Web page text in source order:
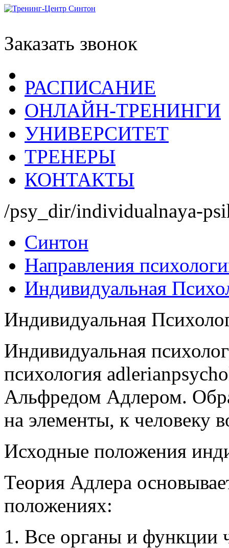
Заказать звонок
РАСПИСАНИЕ
ОНЛАЙН-ТРЕНИНГИ
УНИВЕРСИТЕТ
ТРЕНЕРЫ
КОНТАКТЫ
/psy_dir/individualnaya-
Синтон
Направления
Индивидуальная
Индивидуальная
Индивидуальная
психология
Альфредом Адлером.
на элементы, к человеку
Исходные положения
Теория Адлера
положениях:
1. Все органы и функции